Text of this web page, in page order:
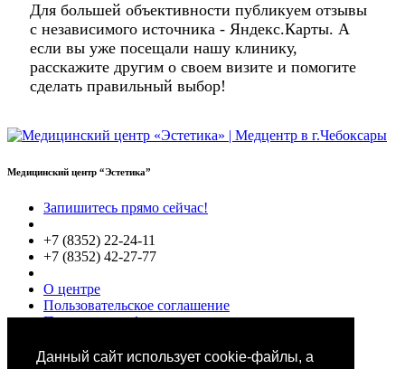
Данный сайт использует cookie-файлы, а
Для большей объективности публикуем отзывы
с независимого источника - Яндекс.Карты. А
если вы уже посещали нашу клинику,
расскажите другим о своем визите и помогите
сделать правильный выбор!
Медицинский центр “Эстетика”
Запишитесь прямо сейчас!
+7 (8352) 22-24-11
+7 (8352) 42-27-77
О центре
Пользовательское соглашение
Политики конфиденциальности
Специалисты